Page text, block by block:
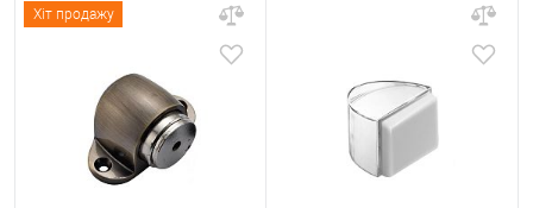
Хіт продажу